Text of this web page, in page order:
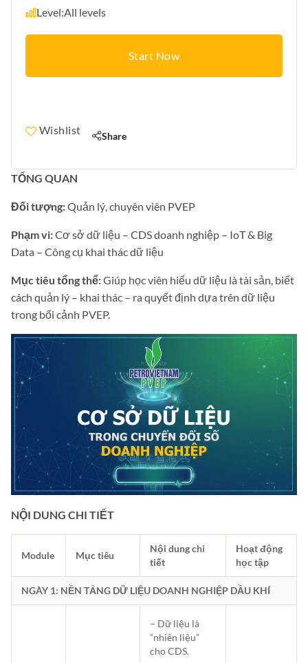
TỔNG QUAN
Đối tượng:Quản lý, chuyên viên PVEP
Phạm vi:Cơ sở dữ liệu – CDS doanh nghiệp – IoT & Big
Data – Công cụ khai thác dữ liệu
Mục tiêu tổng thể:Giúp học viên hiểu dữ liệu là tài sản, biết
cách quản lý – khai thác – ra quyết định dựa trên dữ liệu
trong bối cảnh PVEP.
NỘI DUNG CHI TIẾT
Module Mục tiêu
Nội dung chi
tiết
Hoạt động
học tập
NGÀY 1: NỀN TẢNG DỮ LIỆU DOANH NGHIỆP DẦU KHÍ
– Dữ liệu là
“nhiên liệu”
cho CDS.
Level:All levels
Start Now
Wishlist Share